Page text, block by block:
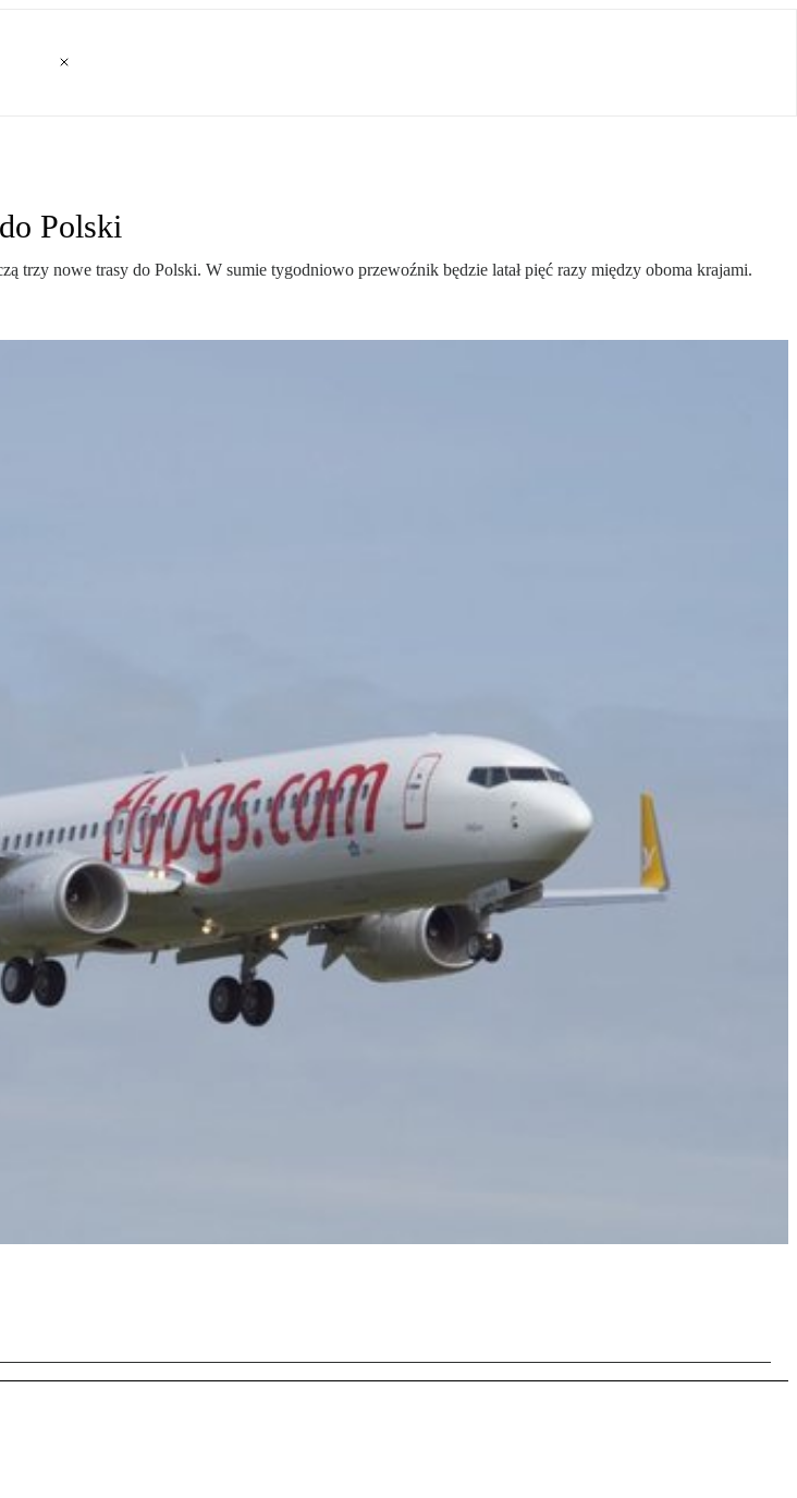
Polski
trzy nowe trasy do Polski. W sumie tygodniowo przewoźnik będzie latał pięć razy między oboma krajami.